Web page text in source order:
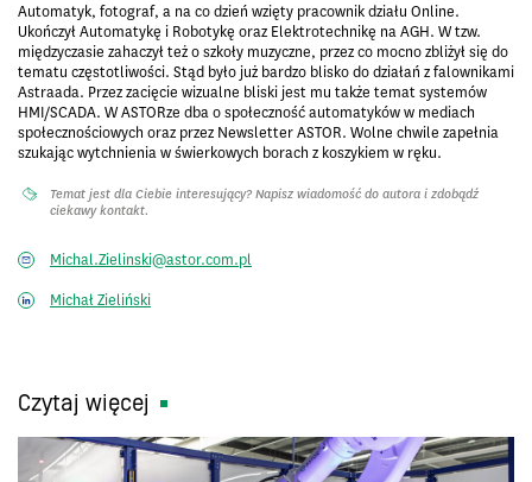
Automatyk, fotograf, a na co dzień wzięty pracownik działu Online.
Ukończył Automatykę i Robotykę oraz Elektrotechnikę na AGH. W tzw.
międzyczasie zahaczył też o szkoły muzyczne, przez co mocno zbliżył się do
tematu częstotliwości. Stąd było już bardzo blisko do działań z falownikami
Astraada. Przez zacięcie wizualne bliski jest mu także temat systemów
HMI/SCADA. W ASTORze dba o społeczność automatyków w mediach
społecznościowych oraz przez Newsletter ASTOR. Wolne chwile zapełnia
szukając wytchnienia w świerkowych borach z koszykiem w ręku.
Temat jest dla Ciebie interesujący? Napisz wiadomość do autora i zdobądź
ciekawy kontakt.
Michal.Zielinski@astor.com.pl
Michał Zieliński
Czytaj więcej